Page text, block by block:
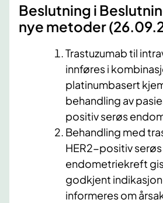
​Beslutning i
nye metoder
​Trastuzumab til
innføres i
platinumbasert
behandling av
positiv serøs
Behandling med
HER2-positiv serøs
endometriekreft
godkjent
informeres om